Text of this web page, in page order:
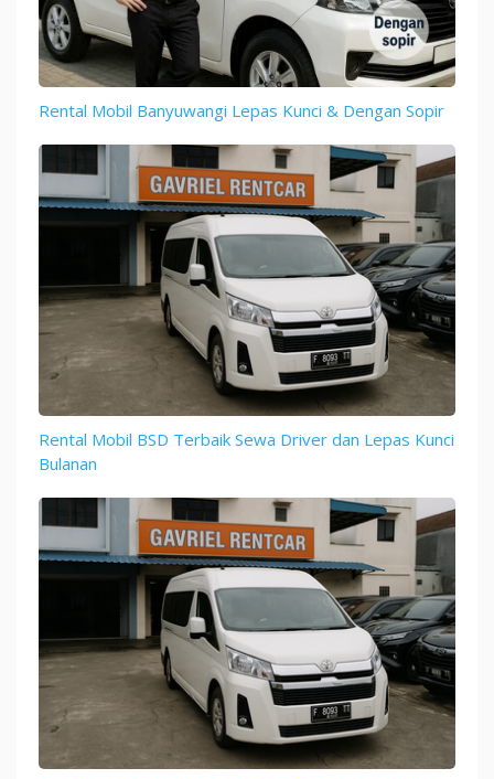
Rental Mobil Banyuwangi Lepas Kunci & Dengan Sopir
Rental Mobil BSD Terbaik Sewa Driver dan Lepas Kunci
Bulanan